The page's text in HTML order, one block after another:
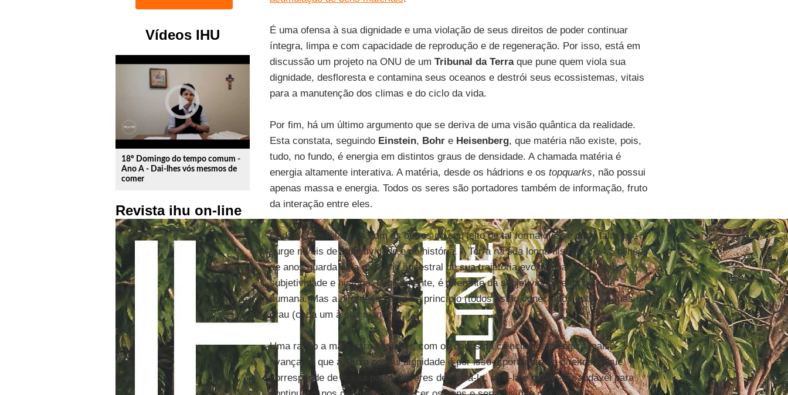
Vídeos IHU
play_circle_outline
18º Domingo do tempo comum -
Ano A - Dai-lhes vós mesmos de
comer
Revista ihu on-line
É uma ofensa à sua dignidade e uma violação de seus direitos de poder continuar
íntegra, limpa e com capacidade de reprodução e de regeneração. Por isso, está em
discussão um projeto na ONU de um Tribunal da Terraque pune quem viola sua
dignidade, desfloresta e contamina seus oceanos e destrói seus ecossistemas, vitais
para a manutenção dos climas e do ciclo da vida.
Por fim, há um último argumento que se deriva de uma visão quântica da realidade.
Esta constata, seguindo Einstein, Bohre Heisenberg, que matéria não existe, pois,
tudo, no fundo, é energia em distintos graus de densidade. A chamada matéria é
energia altamente interativa. A matéria, desde os hádrions e os topquarks, não possui
apenas massa e energia. Todos os seres são portadores também de informação, fruto
da interação entre eles.
Cada ser se relaciona com os outros do seu jeito de tal forma que se pode falar que
surge níveis de subjetividade e de história. A Terra na sua longa história de 4,5 bilhões
de anos guarda esta memória ancestral de sua trajetória evolucionária. Ela tem
subjetividade e história. Logicamente, é diferente da subjetividade e da história
humana. Mas a diferença não é de princípio (todos estão conectados entre si) mas de
grau (cada um à sua maneira).
Uma razão a mais para entender, com os dados da ciência cosmológica mais
avançada, que a
Terrapossui dignidade e por isso é portadora de direitos, o que
corresponde de nossa parte, deveres de cuidá-la, amá-la e mantê-la saudável para